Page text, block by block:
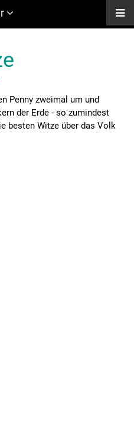
Penny zweimal um und
der Erde - so zumindest
besten Witze über das Volk